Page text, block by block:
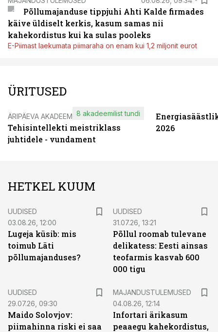
Põllumajanduse tippjuhi Ahti Kalde firmades
käive üldiselt kerkis, kasum samas nii
kahekordistus kui ka sulas pooleks
E-Piimast laekumata piimaraha on enam kui 1,2 miljonit eurot
ÜRITUSED
ÄRIPÄEVA AKADEEMIA
Tehisintellekti meistriklass
juhtidele - vundament
8 akadeemilist tundi
2026
HETKEL KUUM
UUDISED
03.08.26, 12:00
Lugeja küsib: mis
toimub Läti
põllumajanduses?
UUDISED
31.07.26, 13:21
Põllul roomab tulevane
delikatess: Eesti ainsas
teofarmis kasvab 600
000 tigu
UUDISED
29.07.26, 09:30
Maido Solovjov:
piimahinna riski ei saa
MAJANDUSTULEMUSED
04.08.26, 12:14
Infortari ärikasum
peaaegu kahekordistus,